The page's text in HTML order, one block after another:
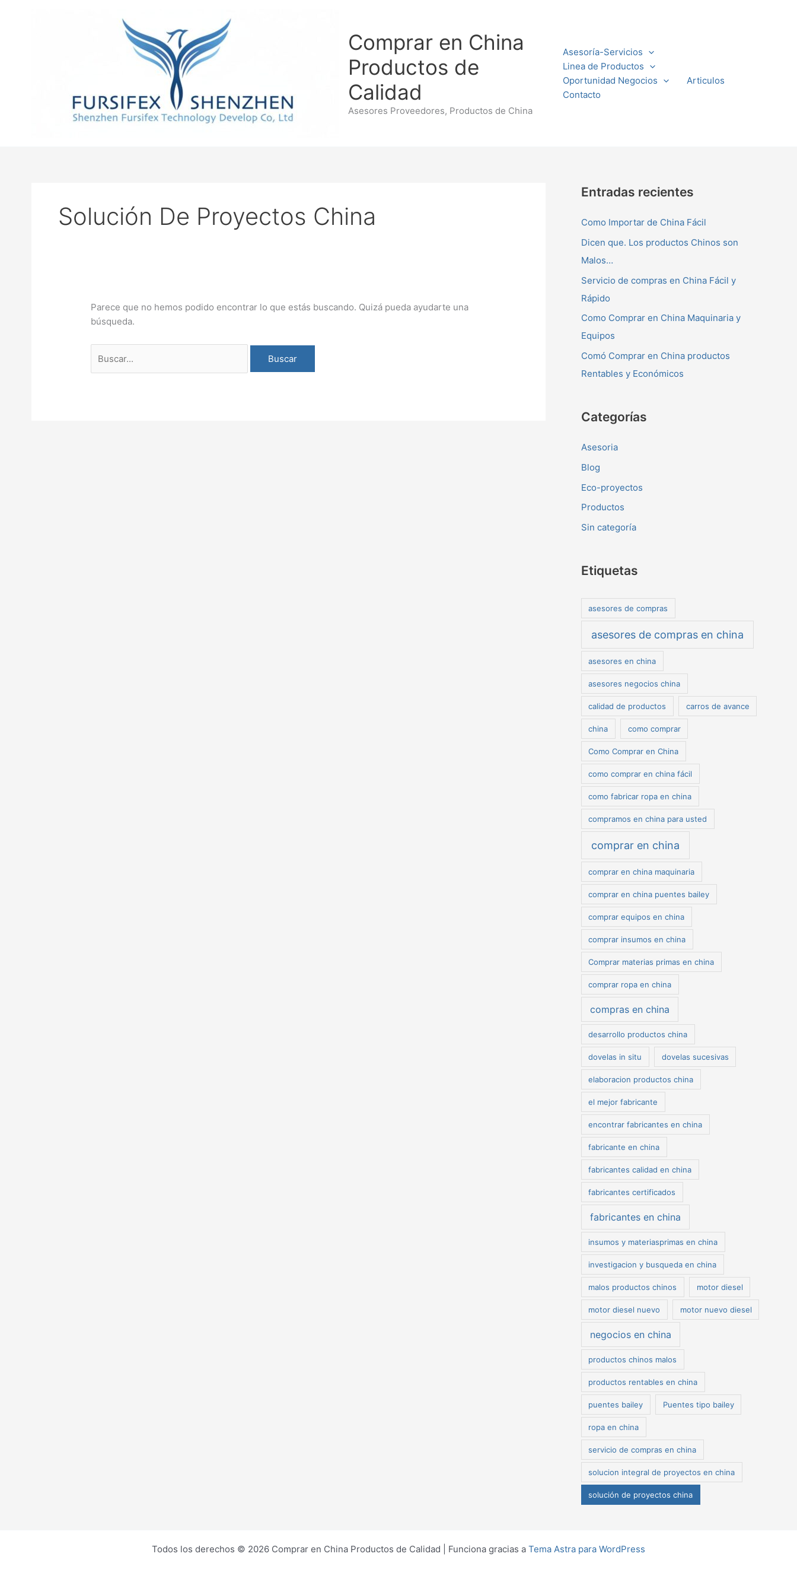
Comprar en China
Productos de
Calidad
Asesores Proveedores, Productos de China
Asesoría-Servicios
Linea de Productos
Oportunidad Negocios
Articulos
Contacto
Solución De Proyectos China
Parece que no hemos podido encontrar lo que estás buscando. Quizá pueda ayudarte una
búsqueda.
por:
Entradas recientes
Como Importar de China Fácil
Dicen que. Los productos Chinos son
Malos…
Servicio de compras en China Fácil y
Rápido
Como Comprar en China Maquinaria y
Equipos
Comó Comprar en China productos
Rentables y Económicos
Categorías
Asesoria
Blog
Eco-proyectos
Productos
Sin categoría
Etiquetas
asesores de compras
asesores de compras en china
asesores en china
asesores negocios china
calidad de productos carros de avance
china como comprar
Como Comprar en China
como comprar en china fácil
como fabricar ropa en china
compramos en china para usted
comprar en china
comprar en china maquinaria
comprar en china puentes bailey
comprar equipos en china
comprar insumos en china
Comprar materias primas en china
comprar ropa en china
compras en china
desarrollo productos china
dovelas in situ dovelas sucesivas
elaboracion productos china
el mejor fabricante
encontrar fabricantes en china
fabricante en china
fabricantes calidad en china
fabricantes certificados
fabricantes en china
insumos y materiasprimas en china
investigacion y busqueda en china
malos productos chinos motor diesel
motor diesel nuevo motor nuevo diesel
negocios en china
productos chinos malos
productos rentables en china
puentes bailey Puentes tipo bailey
ropa en china
servicio de compras en china
solucion integral de proyectos en china
solución de proyectos china
Todos los derechos © 2026 Comprar en China Productos de Calidad | Funciona gracias a Tema Astra para WordPress